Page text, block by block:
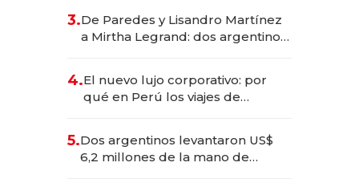
las marcas "fast premium"
3.De Paredes y Lisandro Martínez
a Mirtha Legrand: dos argentinos
4.El nuevo lujo corporativo: por
qué en Perú los viajes de
para convertirse en experiencias
transformadoras
5.Dos argentinos levantaron US$
6,2 millones de la mano de